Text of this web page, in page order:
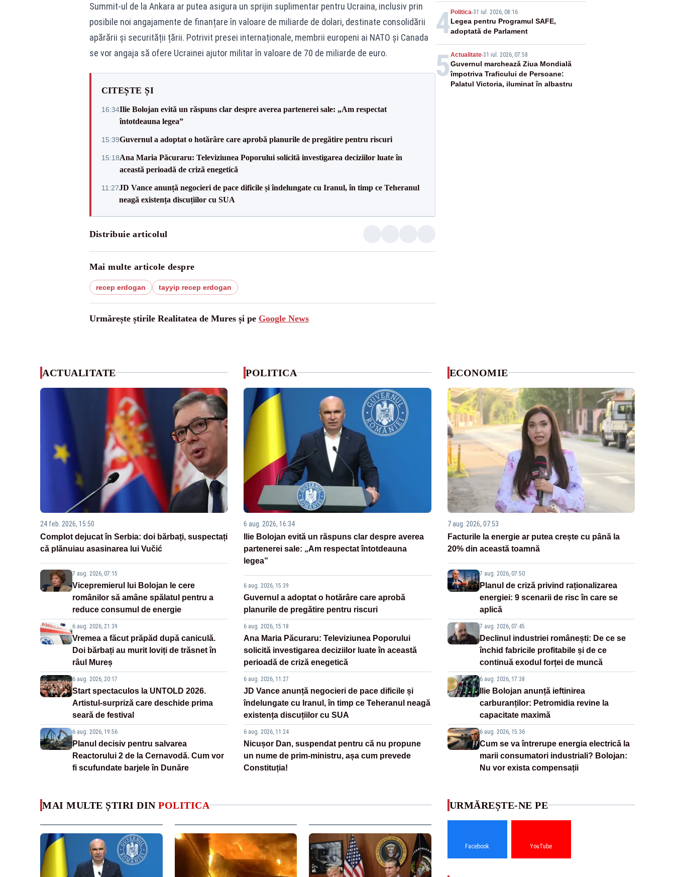
Summit-ul de la Ankara ar putea asigura un sprijin suplimentar pentru Ucraina, inclusiv prin
posibile noi angajamente de finanțare în valoare de miliarde de dolari, destinate consolidării
apărării și securității țării. Potrivit presei internaționale, membrii europeni ai NATO și Canada
se vor angaja să ofere Ucrainei ajutor militar în valoare de 70 de miliarde de euro.
CITEȘTE ȘI
16:34Ilie Bolojan evită un răspuns clar despre averea partenerei sale: „Am respectat
întotdeauna legea”
15:39Guvernul a adoptat o hotărâre care aprobă planurile de pregătire pentru riscuri
15:18Ana Maria Păcuraru: Televiziunea Poporului solicită investigarea deciziilor luate în
această perioadă de criză enegetică
11:27JD Vance anunță negocieri de pace dificile și îndelungate cu Iranul, în timp ce Teheranul
neagă existența discuțiilor cu SUA
Distribuie articolul
Mai multe articole despre
recep erdogan tayyip recep erdogan
Urmărește știrile Realitatea de Mures și pe Google News
4Politica-31 iul. 2026, 08:16
Legea pentru Programul SAFE,
adoptată de Parlament
5 Actualitate-31 iul. 2026, 07:58
Guvernul marchează Ziua Mondială
împotriva Traficului de Persoane:
Palatul Victoria, iluminat în albastru
ACTUALITATE
24 feb. 2026, 15:50
Complot dejucat în Serbia: doi bărbați, suspectați
că plănuiau asasinarea lui Vučić
7 aug. 2026, 07:15
Vicepremierul lui Bolojan le cere
românilor să amâne spălatul pentru a
reduce consumul de energie
6 aug. 2026, 21:39
Vremea a făcut prăpăd după caniculă.
Doi bărbați au murit loviți de trăsnet în
râul Mureș
6 aug. 2026, 20:17
Start spectaculos la UNTOLD 2026.
Artistul-surpriză care deschide prima
seară de festival
6 aug. 2026, 19:56
Planul decisiv pentru salvarea
Reactorului 2 de la Cernavodă. Cum vor
fi scufundate barjele în Dunăre
POLITICA
6 aug. 2026, 16:34
Ilie Bolojan evită un răspuns clar despre averea
partenerei sale: „Am respectat întotdeauna
legea”
6 aug. 2026, 15:39
Guvernul a adoptat o hotărâre care aprobă
planurile de pregătire pentru riscuri
6 aug. 2026, 15:18
Ana Maria Păcuraru: Televiziunea Poporului
solicită investigarea deciziilor luate în această
perioadă de criză enegetică
6 aug. 2026, 11:27
JD Vance anunță negocieri de pace dificile și
îndelungate cu Iranul, în timp ce Teheranul neagă
existența discuțiilor cu SUA
6 aug. 2026, 11:24
Nicușor Dan, suspendat pentru că nu propune
un nume de prim-ministru, așa cum prevede
Constituția!
ECONOMIE
7 aug. 2026, 07:53
Facturile la energie ar putea crește cu până la
20% din această toamnă
7 aug. 2026, 07:50
Planul de criză privind raționalizarea
energiei: 9 scenarii de risc în care se
aplică
7 aug. 2026, 07:45
Declinul industriei românești: De ce se
închid fabricile profitabile și de ce
continuă exodul forței de muncă
6 aug. 2026, 17:38
Ilie Bolojan anunță ieftinirea
carburanților: Petromidia revine la
capacitate maximă
6 aug. 2026, 15:36
Cum se va întrerupe energia electrică la
marii consumatori industriali? Bolojan:
Nu vor exista compensații
MAI MULTE ȘTIRI DIN POLITICA URMĂREȘTE-NE PE
Facebook YouTube